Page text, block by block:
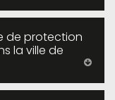
de protection
la ville de